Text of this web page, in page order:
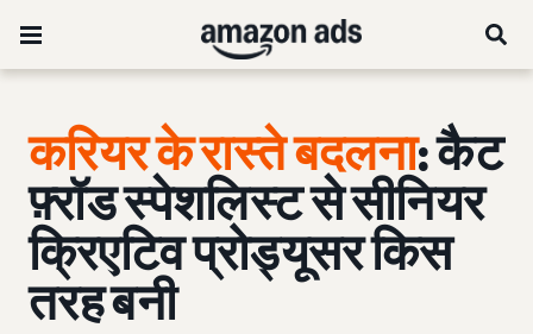
करियर के रास्ते बदलना: कैट
फ़्रॉड स्पेशलिस्ट से सीनियर
क्रिएटिव प्रोड्यूसर किस
तरह बनी